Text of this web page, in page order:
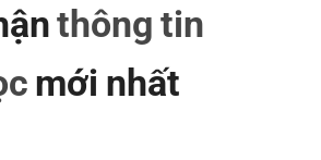
thông tin
mới nhất